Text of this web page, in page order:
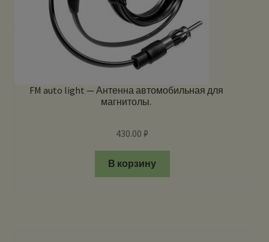
FM auto light — Антенна автомобильная для
магнитолы.
430.00₽
В корзину